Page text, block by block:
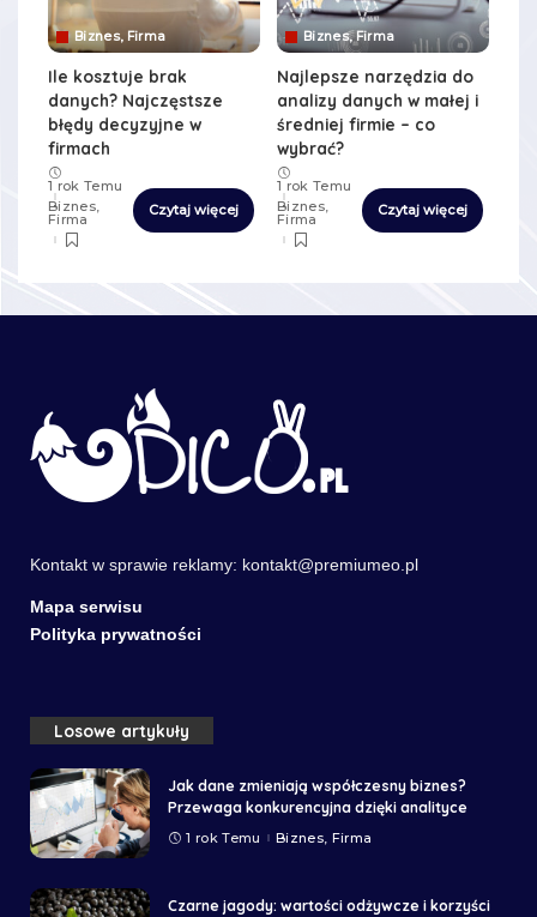
Biznes, Firma
Ile kosztuje brak
danych? Najczęstsze
błędy decyzyjne w
firmach
1 rok Temu
Biznes,
Firma
Czytaj więcej
Biznes, Firma
Najlepsze narzędzia do
analizy danych w małej i
średniej firmie – co
wybrać?
1 rok Temu
Biznes,
Firma
Czytaj więcej
Kontakt w sprawie reklamy: kontakt@premiumeo.pl
Mapa serwisu
Polityka prywatności
Losowe artykuły
Jak dane zmieniają współczesny biznes?
Przewaga konkurencyjna dzięki analityce
1 rok Temu Biznes, Firma
Czarne jagody: wartości odżywcze i korzyści